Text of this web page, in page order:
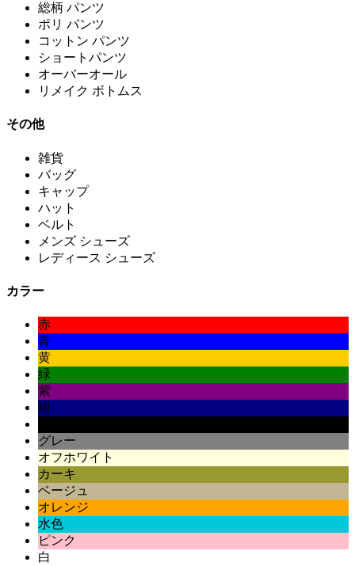
総柄 パンツ
ポリ パンツ
コットン パンツ
ショートパンツ
オーバーオール
リメイク ボトムス
その他
雑貨
バッグ
キャップ
ハット
ベルト
メンズ シューズ
レディース シューズ
カラー
赤
青
黄
緑
紫
紺
グレー
オフホワイト
カーキ
ベージュ
オレンジ
水色
ピンク
白